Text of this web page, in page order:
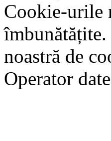
Cookie-urile
noastră de
Operator